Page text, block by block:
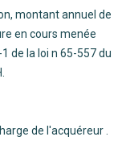
montant annuel de
en cours menée
de la loi n 65-557 du
de l'acquéreur .